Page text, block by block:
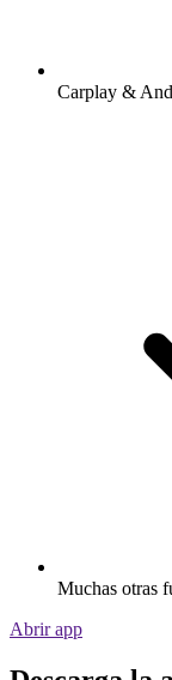
Carplay &
Muchas otras
Abrir app